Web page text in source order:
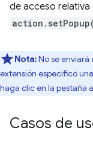
de acceso
Nota:No se enviará
extensión especificó
haga clic en la pestaña
Casos de